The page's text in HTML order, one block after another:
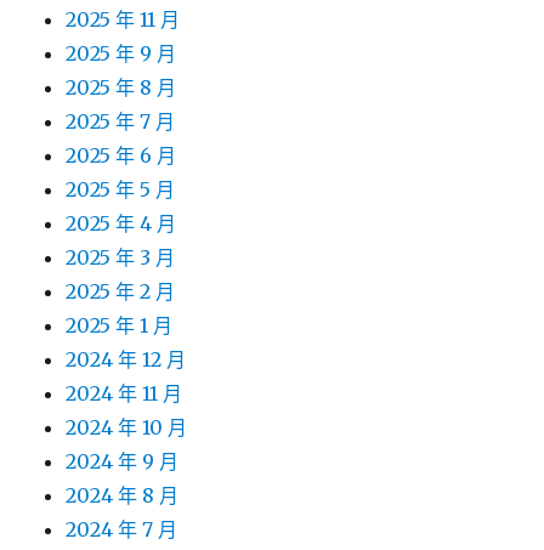
2025 年 11 月
2025 年 9 月
2025 年 8 月
2025 年 7 月
2025 年 6 月
2025 年 5 月
2025 年 4 月
2025 年 3 月
2025 年 2 月
2025 年 1 月
2024 年 12 月
2024 年 11 月
2024 年 10 月
2024 年 9 月
2024 年 8 月
2024 年 7 月